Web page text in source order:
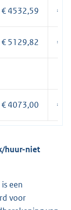
€ 4532,59 €
€ 5129,82 €
€ 4073,00 €
huur-niet
een
voor